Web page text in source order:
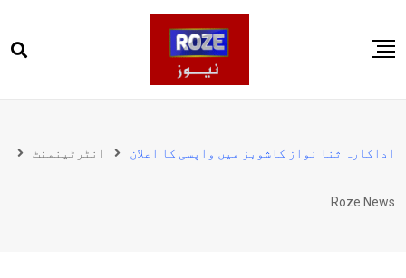
to
پاکستان
کھیل
اداکارہ ثنا نواز کاشوبز میں واپسی کا اعلان انٹرٹینمنٹ
Roze News